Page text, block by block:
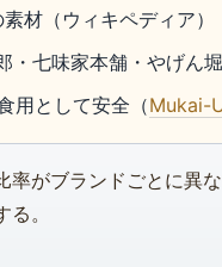
材（ウィキペディア）
・七味家本舗・やげん
用として安全（Mukai-
率がブランドごとに異
。